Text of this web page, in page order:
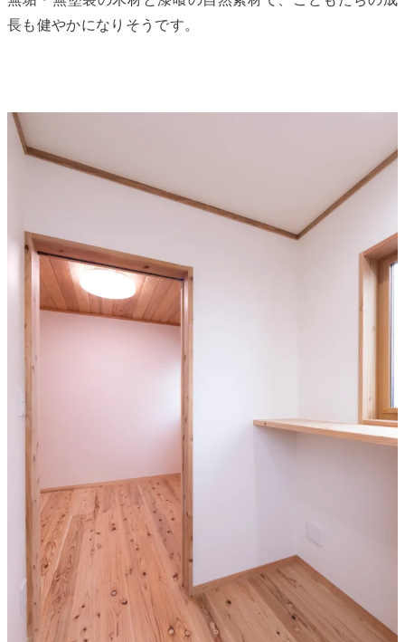
長も健やかになりそうです。